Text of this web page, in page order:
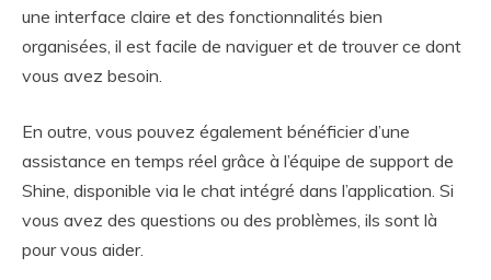
une interface claire et des fonctionnalités bien
organisées, il est facile de naviguer et de trouver ce dont
vous avez besoin.
En outre, vous pouvez également bénéficier d’une
assistance en temps réel grâce à l’équipe de support de
Shine, disponible via le chat intégré dans l’application. Si
vous avez des questions ou des problèmes, ils sont là
pour vous aider.